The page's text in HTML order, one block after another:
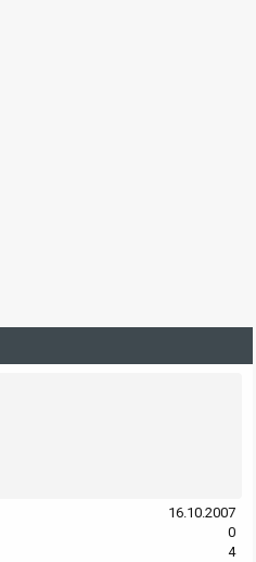
16.10.2007
0
4